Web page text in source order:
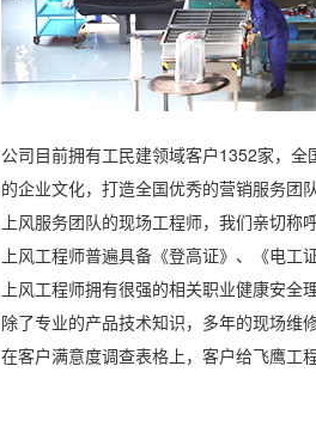
公司目前拥有工民建领域客户1352家，
的企业文化，打造全国优秀的营销服务团队
上风服务团队的现场工程师，我们亲切称
上风工程师普遍具备《登高证》、《电工
上风工程师拥有很强的相关职业健康安全
除了专业的产品技术知识，多年的现场维
在客户满意度调查表格上，客户给飞鹰工程